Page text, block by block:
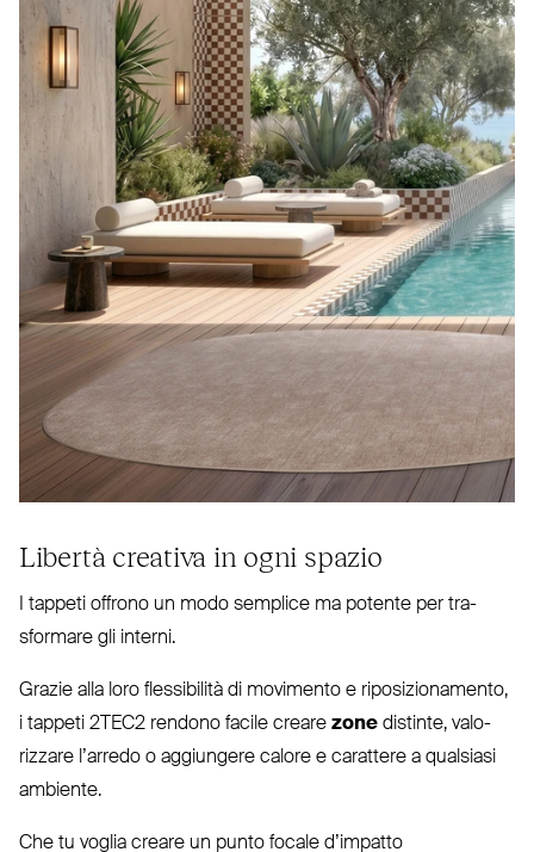
Libertà creativa in ogni spazio
I tappeti offrono un modo semplice ma potente per tra­
sformare gli interni.
Grazie alla loro fles­sibilità di movimento e ripo­si­zio­namento,
i tappeti 2TEC2 rendono facile creare zone distinte, valo­
rizzare l’arredo o aggiungere calore e carattere a qualsiasi
ambiente.
Che tu voglia creare un punto focale d’impatto